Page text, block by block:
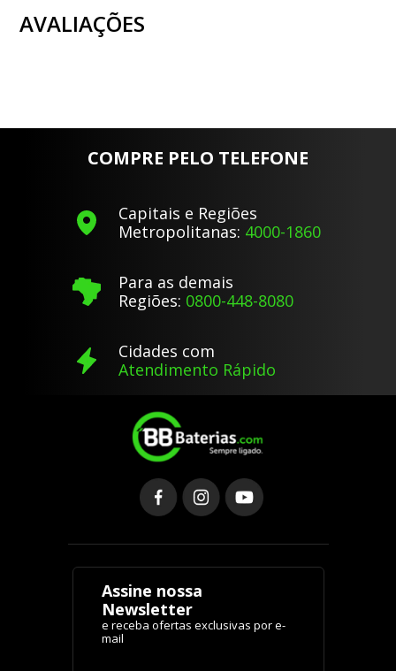
AVALIAÇÕES
COMPRE PELO TELEFONE
Capitais e Regiões
Metropolitanas: 4000-1860
Para as demais
Regiões: 0800-448-8080
Cidades com
Atendimento Rápido
Assine nossa
Newsletter